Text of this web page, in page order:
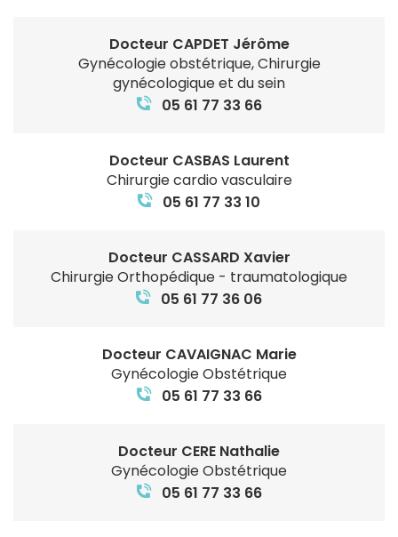
Docteur CAPDET Jérôme
Gynécologie obstétrique, Chirurgie
gynécologique et du sein
05 61 77 33 66
Docteur CASBAS Laurent
Chirurgie cardio vasculaire
05 61 77 33 10
Docteur CASSARD Xavier
Chirurgie Orthopédique - traumatologique
05 61 77 36 06
Docteur CAVAIGNAC Marie
Gynécologie Obstétrique
05 61 77 33 66
Docteur CERE Nathalie
Gynécologie Obstétrique
05 61 77 33 66